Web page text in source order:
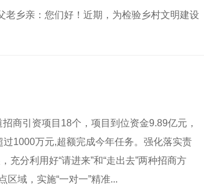
乡亲：您们好！近期，为检验乡村文明建设
商引资项目18个，项目到位资金9.89亿元，
1000万元,超额完成今年任务。强化落实责
分利用好“请进来”和“走出去”两种招商方
域，实施“一对一”精准...